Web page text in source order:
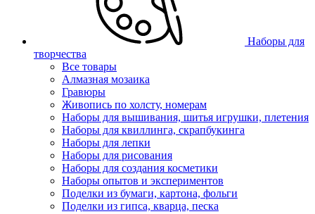
Наборы для
творчества
Все товары
Алмазная мозаика
Гравюры
Живопись по холсту, номерам
Наборы для вышивания, шитья игрушки, плетения
Наборы для квиллинга, скрапбукинга
Наборы для лепки
Наборы для рисования
Наборы для создания косметики
Наборы опытов и экспериментов
Поделки из бумаги, картона, фольги
Поделки из гипса, кварца, песка